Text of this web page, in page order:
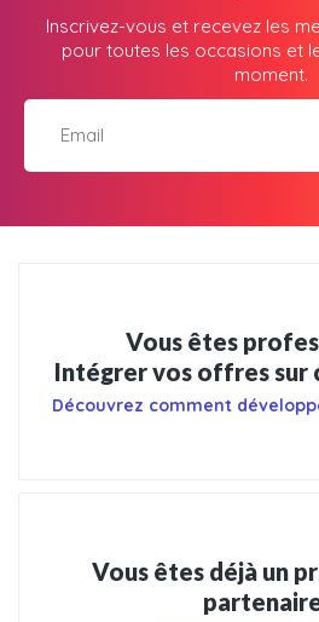
Inscrivez-vous et recevez les
pour toutes les occasions et
moment.
Vous êtes
Intégrer vos offres sur
Découvrez comment
Vous êtes déjà un